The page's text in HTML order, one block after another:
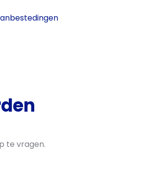
te vragen.